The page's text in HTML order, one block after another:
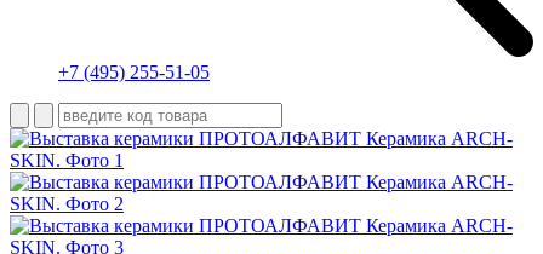
+7 (495) 255-51-05